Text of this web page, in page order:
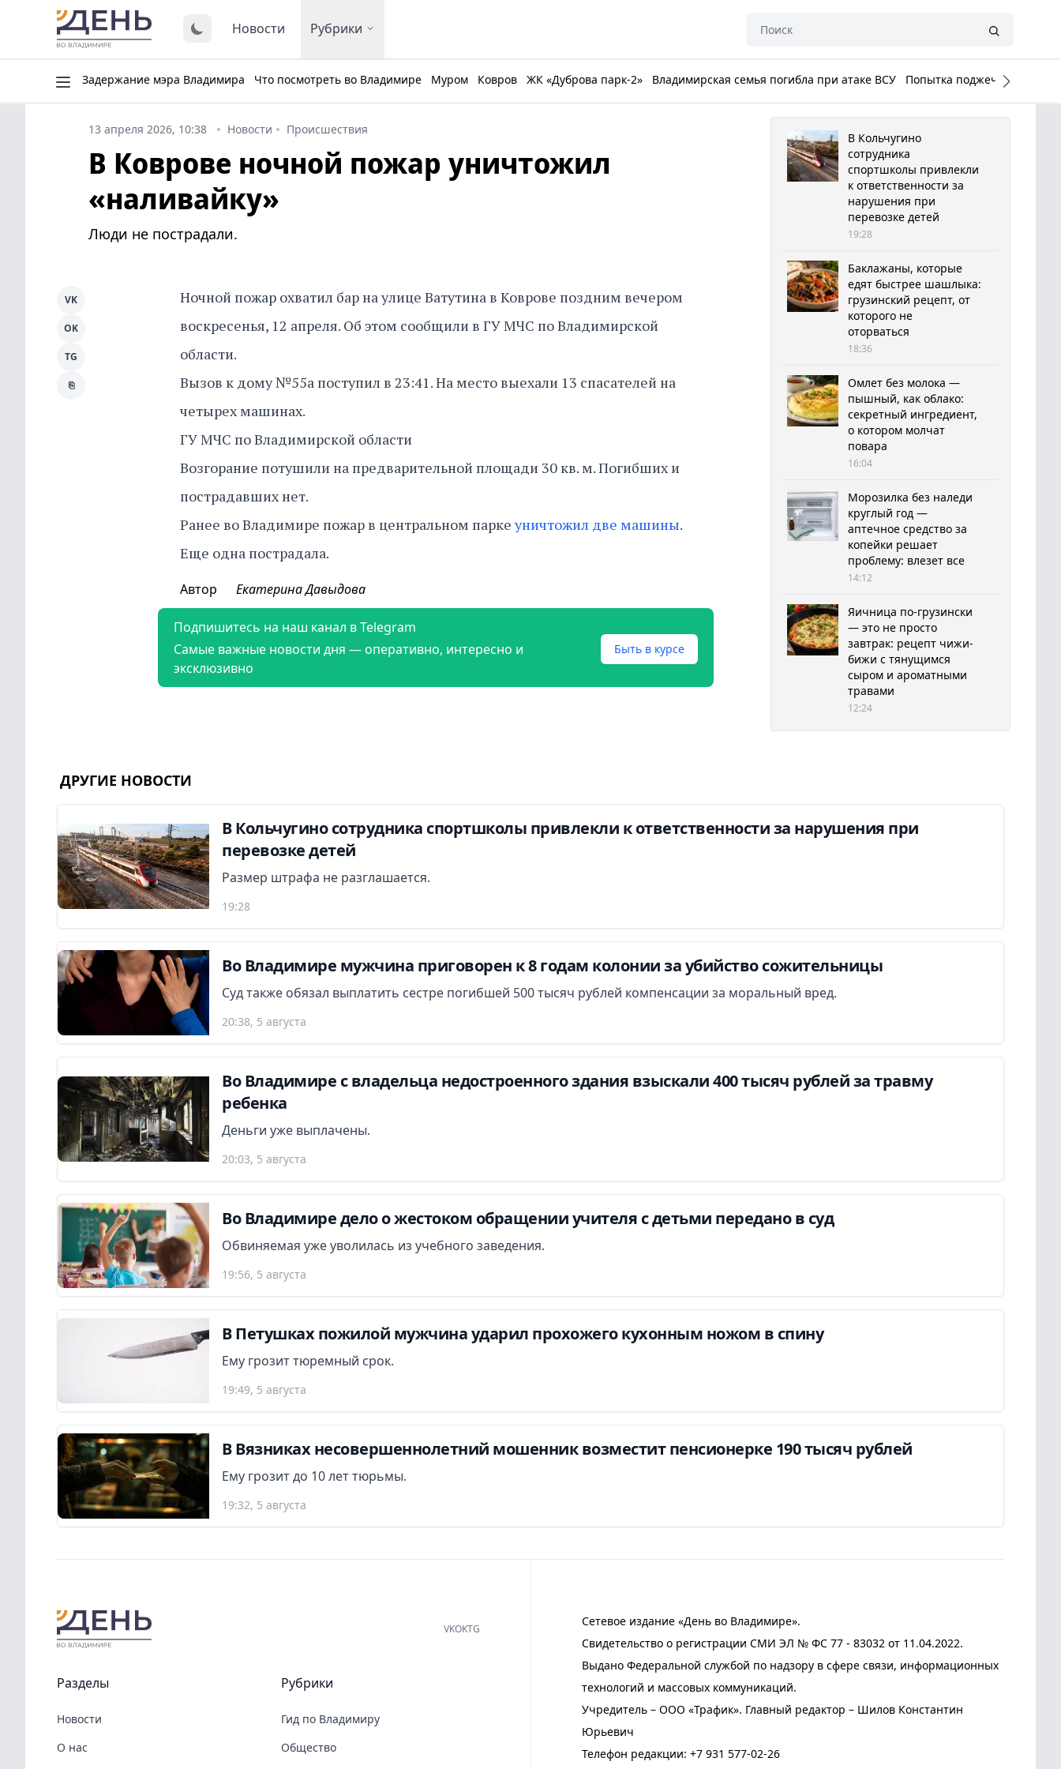
Новости Рубрики
Задержание мэра Владимира Что посмотреть во Владимире Муром Ковров ЖК «Дуброва парк-2» Владимирская семья погибла при атаке ВСУ Попытка поджечь Белый
13 апреля 2026, 10:38 Новости Происшествия
В Коврове ночной пожар уничтожил
«наливайку»
Люди не пострадали.
Ночной пожар охватил бар на улице Ватутина в Коврове поздним вечером
воскресенья, 12 апреля. Об этом сообщили в ГУ МЧС по Владимирской
области.
Вызов к дому №55а поступил в 23:41. На место выехали 13 спасателей на
четырех машинах.
ГУ МЧС по Владимирской области
Возгорание потушили на предварительной площади 30 кв. м. Погибших и
пострадавших нет.
Ранее во Владимире пожар в центральном парке уничтожил две машины.
Еще одна пострадала.
VK
OK
TG
⎘
Автор Екатерина Давыдова
Подпишитесь на наш канал в Telegram
Самые важные новости дня — оперативно, интересно и
эксклюзивно
Быть в курсе
В Кольчугино
сотрудника
спортшколы привлекли
к ответственности за
нарушения при
перевозке детей
19:28
Баклажаны, которые
едят быстрее шашлыка:
грузинский рецепт, от
которого не
оторваться
18:36
Омлет без молока —
пышный, как облако:
секретный ингредиент,
о котором молчат
повара
16:04
Морозилка без наледи
круглый год —
аптечное средство за
копейки решает
проблему: влезет все
14:12
Яичница по-грузински
— это не просто
завтрак: рецепт чижи-
бижи с тянущимся
сыром и ароматными
травами
12:24
ДРУГИЕ НОВОСТИ
В Кольчугино сотрудника спортшколы привлекли к ответственности за нарушения при
перевозке детей
Размер штрафа не разглашается.
19:28
Во Владимире мужчина приговорен к 8 годам колонии за убийство сожительницы
Суд также обязал выплатить сестре погибшей 500 тысяч рублей компенсации за моральный вред.
20:38, 5 августа
Во Владимире с владельца недостроенного здания взыскали 400 тысяч рублей за травму
ребенка
Деньги уже выплачены.
20:03, 5 августа
Во Владимире дело о жестоком обращении учителя с детьми передано в суд
Обвиняемая уже уволилась из учебного заведения.
19:56, 5 августа
В Петушках пожилой мужчина ударил прохожего кухонным ножом в спину
Ему грозит тюремный срок.
19:49, 5 августа
В Вязниках несовершеннолетний мошенник возместит пенсионерке 190 тысяч рублей
Ему грозит до 10 лет тюрьмы.
19:32, 5 августа
Сетевое издание «День во Владимире».
Свидетельство о регистрации СМИ ЭЛ № ФС 77 - 83032 от 11.04.2022.
Выдано Федеральной службой по надзору в сфере связи, информационных
технологий и массовых коммуникаций.
Учредитель – ООО «Трафик». Главный редактор – Шилов Константин
Юрьевич
Телефон редакции: +7 931 577-02-26
VKOKTG
Разделы
Новости
О нас
Рубрики
Гид по Владимиру
Общество